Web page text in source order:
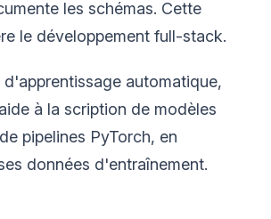
les schémas. Cette
le développement full-stack.
d'apprentissage automatique,
à la scription de modèles
pipelines PyTorch, en
données d'entraînement.